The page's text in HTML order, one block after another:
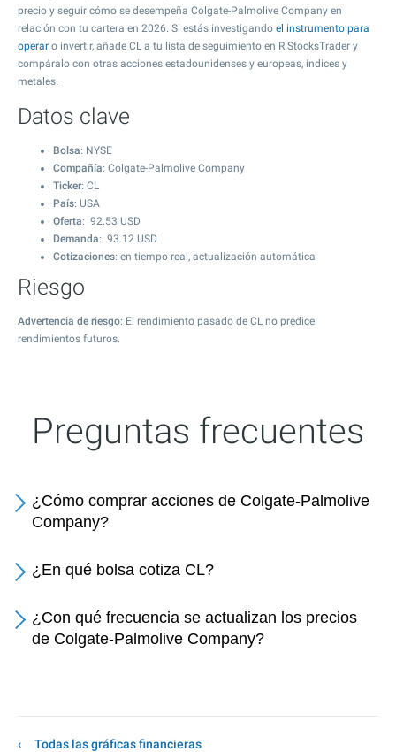
precio y seguir cómo se desempeña Colgate-Palmolive Company en
relación con tu cartera en 2026. Si estás investigando el instrumento para
operar o invertir, añade CL a tu lista de seguimiento en R StocksTrader y
compáralo con otras acciones estadounidenses y europeas, índices y
metales.
Datos clave
Bolsa: NYSE
Compañía: Colgate-Palmolive Company
Ticker: CL
País: USA
Oferta: 92.53 USD
Demanda: 93.12 USD
Cotizaciones: en tiempo real, actualización automática
Riesgo
Advertencia de riesgo: El rendimiento pasado de CL no predice
rendimientos futuros.
Preguntas frecuentes
¿Cómo comprar acciones de Colgate-Palmolive
Company?
¿En qué bolsa cotiza CL?
¿Con qué frecuencia se actualizan los precios
de Colgate-Palmolive Company?
Todas las gráficas financieras